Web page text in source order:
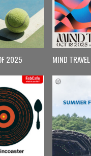
2025 MIND TRAVEL